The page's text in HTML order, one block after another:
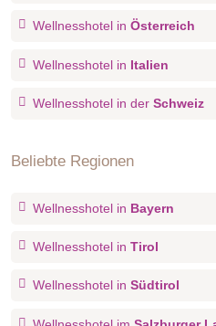
Wellnesshotel in Österreich
Wellnesshotel in Italien
Wellnesshotel in der Schweiz
Beliebte Regionen
Wellnesshotel in Bayern
Wellnesshotel in Tirol
Wellnesshotel in Südtirol